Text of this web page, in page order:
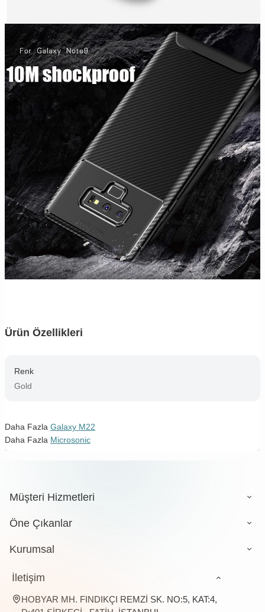
Ürün Özellikleri
Renk
Gold
Daha Fazla Galaxy M22
Daha Fazla Microsonic
Müşteri Hizmetleri
Öne Çıkanlar
Kurumsal
İletişim
HOBYAR MH. FINDIKÇI REMZİ SK. NO:5, KAT:4,